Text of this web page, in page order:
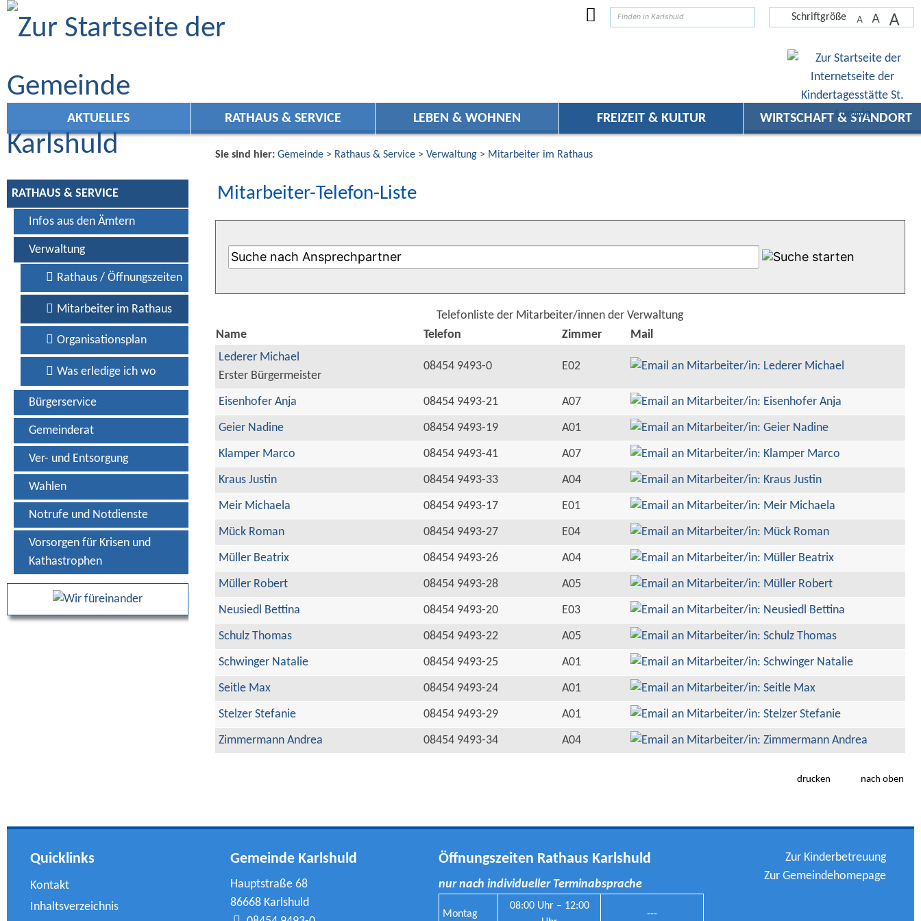
Zum Inhalt
Schriftgröße A A A
AKTUELLES RATHAUS & SERVICE LEBEN & WOHNEN FREIZEIT & KULTUR WIRTSCHAFT & STANDORT
RATHAUS & SERVICE
Infos aus den Ämtern
Verwaltung
Rathaus / Öffnungszeiten
Mitarbeiter im Rathaus
Organisationsplan
Was erledige ich wo
Bürgerservice
Gemeinderat
Ver- und Entsorgung
Wahlen
Notrufe und Notdienste
Vorsorgen für Krisen und
Kathastrophen
Sie sind hier: Gemeinde> Rathaus & Service> Verwaltung> Mitarbeiter im Rathaus
Mitarbeiter-Telefon-Liste
Telefonliste der Mitarbeiter/innen der Verwaltung
Name
Telefon Zimmer
Mail
Lederer Michael
Erster Bürgermeister
08454 9493-0 E02
Eisenhofer Anja 08454 9493-21
A07
Geier Nadine
08454 9493-19
A01
Klamper Marco
08454 9493-41
A07
Kraus Justin
08454 9493-33
A04
Meir Michaela
08454 9493-17
E01
Mück Roman
08454 9493-27
E04
Müller Beatrix
08454 9493-26
A04
Müller Robert
08454 9493-28
A05
Neusiedl Bettina
08454 9493-20
E03
Schulz Thomas
08454 9493-22
A05
Schwinger Natalie
08454 9493-25
A01
Seitle Max
08454 9493-24
A01
Stelzer Stefanie
08454 9493-29
A01
Zimmermann Andrea
08454 9493-34 A04
drucken nach oben
Quicklinks
Kontakt
Inhaltsverzeichnis
Gemeinde Karlshuld
Hauptstraße 68
86668 Karlshuld
Öffnungszeiten Rathaus Karlshuld
nur nach individueller Terminabsprache
Montag
08:00 Uhr – 12:00
---
Zur Kinderbetreuung
Zur Gemeindehomepage